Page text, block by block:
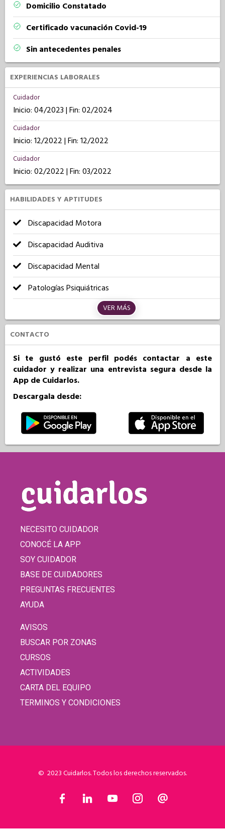
Domicilio Constatado
Certificado vacunación Covid-19
Sin antecedentes penales
EXPERIENCIAS LABORALES
Cuidador
Inicio: 04/2023 | Fin: 02/2024
Cuidador
Inicio: 12/2022 | Fin: 12/2022
Cuidador
Inicio: 02/2022 | Fin: 03/2022
HABILIDADES Y APTITUDES
Discapacidad Motora
Discapacidad Auditiva
Discapacidad Mental
Patologías Psiquiátricas
VER MÁS
CONTACTO
Si te gustó este perfil podés contactar a este
cuidador y realizar una entrevista segura desde la
App de Cuidarlos.
Descargala desde:
NECESITO CUIDADOR
CONOCÉ LA APP
SOY CUIDADOR
BASE DE CUIDADORES
PREGUNTAS FRECUENTES
AYUDA
AVISOS
BUSCAR POR ZONAS
CURSOS
ACTIVIDADES
CARTA DEL EQUIPO
TERMINOS Y CONDICIONES
© 2023 Cuidarlos. Todos los derechos reservados.